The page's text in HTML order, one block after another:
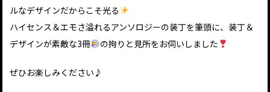
ルなデザインだからこそ光る
ハイセンス＆エモさ溢れるアンソロジーの装丁を筆頭に、装丁＆
デザインが素敵な3冊
の拘りと見所をお伺いしました
ぜひお楽しみください♪